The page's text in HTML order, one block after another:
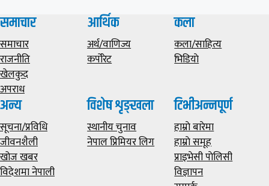
समाचार
समाचार
राजनीति
खेलकुद
अपराध
आर्थिक
अर्थ/वाणिज्य
कर्पोरेट
कला
कला/साहित्य
भिडियाे
अन्य
सूचना/प्रविधि
जीवनशैली
खोज खबर
विदेशमा नेपाली
विशेष शृङ्खला
स्थानीय चुनाव
नेपाल प्रिमियर लिग
टिभीअन्नपूर्ण
हाम्राे बारेमा
हाम्राे समूह
प्राइभेसी पाेलिसी
विज्ञापन